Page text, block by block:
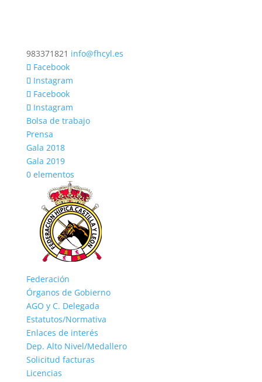
983371821 info@fhcyl.es
Facebook
Instagram
Facebook
Instagram
Bolsa de trabajo
Prensa
Gala 2018
Gala 2019
0 elementos
Federación
Órganos de Gobierno
AGO y C. Delegada
Estatutos/Normativa
Enlaces de interés
Dep. Alto Nivel/Medallero
Solicitud facturas
Licencias